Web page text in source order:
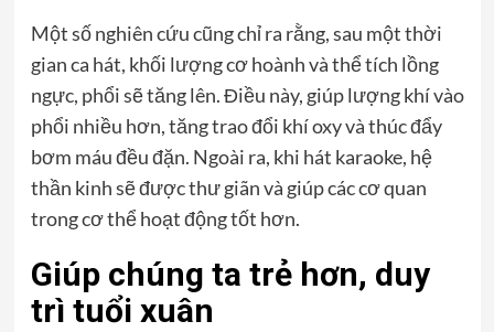
Một số nghiên cứu cũng chỉ ra rằng, sau một thời
gian ca hát, khối lượng cơ hoành và thể tích lồng
ngực, phổi sẽ tăng lên. Điều này, giúp lượng khí vào
phổi nhiều hơn, tăng trao đổi khí oxy và thúc đẩy
bơm máu đều đặn. Ngoài ra, khi hát karaoke, hệ
thần kinh sẽ được thư giãn và giúp các cơ quan
trong cơ thể hoạt động tốt hơn.
Giúp chúng ta trẻ hơn, duy
trì tuổi xuân